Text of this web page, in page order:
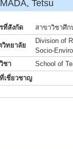
Tetsu
ที่สังกัด สาขาวิชาศึ
ทยาลัย
Division of
Socio-
ชา
School of
เชี่ยวชาญ